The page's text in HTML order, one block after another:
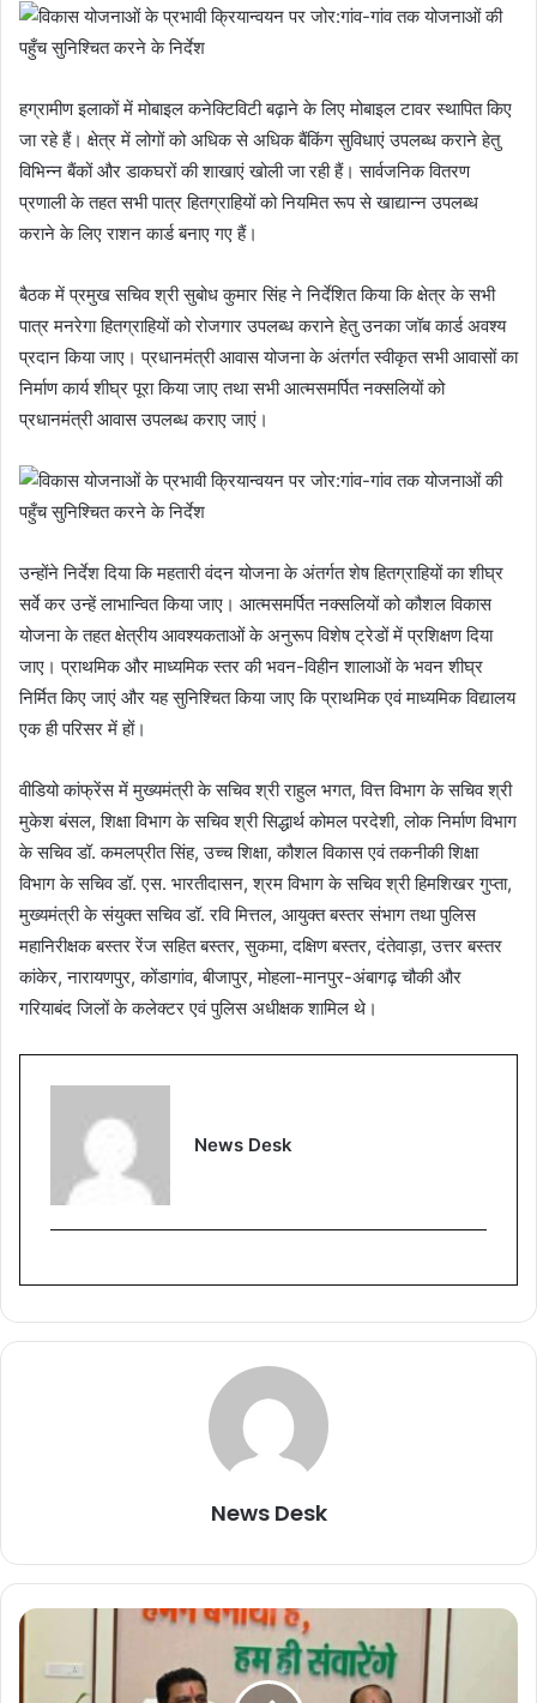
हग्रामीण इलाकों में मोबाइल कनेक्टिविटी बढ़ाने के लिए मोबाइल टावर स्थापित किए
जा रहे हैं। क्षेत्र में लोगों को अधिक से अधिक बैंकिंग सुविधाएं उपलब्ध कराने हेतु
विभिन्न बैंकों और डाकघरों की शाखाएं खोली जा रही हैं। सार्वजनिक वितरण
प्रणाली के तहत सभी पात्र हितग्राहियों को नियमित रूप से खाद्यान्न उपलब्ध
कराने के लिए राशन कार्ड बनाए गए हैं।
बैठक में प्रमुख सचिव श्री सुबोध कुमार सिंह ने निर्देशित किया कि क्षेत्र के सभी
पात्र मनरेगा हितग्राहियों को रोजगार उपलब्ध कराने हेतु उनका जॉब कार्ड अवश्य
प्रदान किया जाए। प्रधानमंत्री आवास योजना के अंतर्गत स्वीकृत सभी आवासों का
निर्माण कार्य शीघ्र पूरा किया जाए तथा सभी आत्मसमर्पित नक्सलियों को
प्रधानमंत्री आवास उपलब्ध कराए जाएं।
उन्होंने निर्देश दिया कि महतारी वंदन योजना के अंतर्गत शेष हितग्राहियों का शीघ्र
सर्वे कर उन्हें लाभान्वित किया जाए। आत्मसमर्पित नक्सलियों को कौशल विकास
योजना के तहत क्षेत्रीय आवश्यकताओं के अनुरूप विशेष ट्रेडों में प्रशिक्षण दिया
जाए। प्राथमिक और माध्यमिक स्तर की भवन-विहीन शालाओं के भवन शीघ्र
निर्मित किए जाएं और यह सुनिश्चित किया जाए कि प्राथमिक एवं माध्यमिक विद्यालय
एक ही परिसर में हों।
वीडियो कांफ्रेंस में मुख्यमंत्री के सचिव श्री राहुल भगत, वित्त विभाग के सचिव श्री
मुकेश बंसल, शिक्षा विभाग के सचिव श्री सिद्धार्थ कोमल परदेशी, लोक निर्माण विभाग
के सचिव डॉ. कमलप्रीत सिंह, उच्च शिक्षा, कौशल विकास एवं तकनीकी शिक्षा
विभाग के सचिव डॉ. एस. भारतीदासन, श्रम विभाग के सचिव श्री हिमशिखर गुप्ता,
मुख्यमंत्री के संयुक्त सचिव डॉ. रवि मित्तल, आयुक्त बस्तर संभाग तथा पुलिस
महानिरीक्षक बस्तर रेंज सहित बस्तर, सुकमा, दक्षिण बस्तर, दंतेवाड़ा, उत्तर बस्तर
कांकेर, नारायणपुर, कोंडागांव, बीजापुर, मोहला-मानपुर-अंबागढ़ चौकी और
गरियाबंद जिलों के कलेक्टर एवं पुलिस अधीक्षक शामिल थे।
News Desk
News Desk